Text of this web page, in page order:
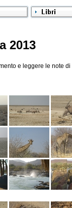
2013
e leggere le note di